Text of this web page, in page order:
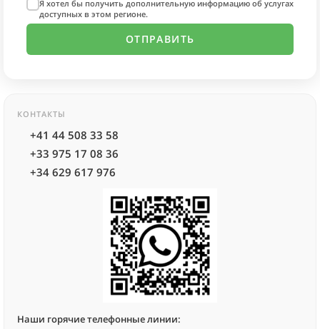
Я хотел бы получить дополнительную информацию об услугах
доступных в этом регионе.
КОНТАКТЫ
+41 44 508 33 58
+33 975 17 08 36
+34 629 617 976
Наши горячие телефонные линии: